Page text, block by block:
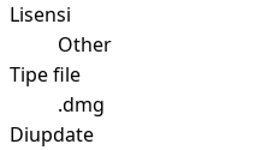
Lisensi
Other
Tipe file
.dmg
Diupdate